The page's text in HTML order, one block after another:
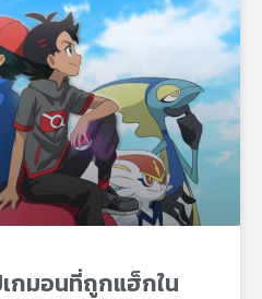
เกมอนที่ถูกแฮ็กใน